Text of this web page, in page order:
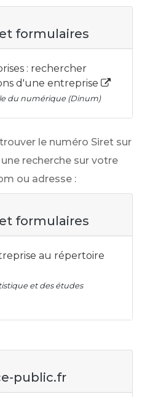
formulaires
: rechercher
d'une entreprise
du numérique (Dinum)
le numéro Siret sur
recherche sur votre
ou adresse :
formulaires
au répertoire
et des études
public.fr